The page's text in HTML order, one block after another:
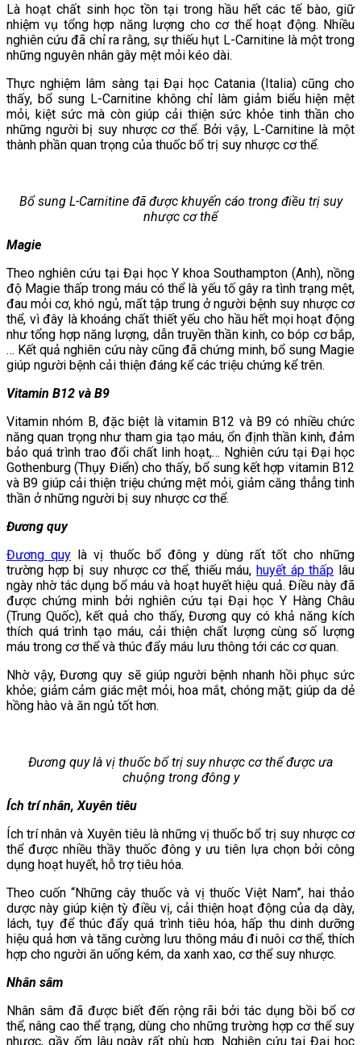
Là hoạt chất sinh học tồn tại trong hầu hết các tế bào, giữ
nhiệm vụ tổng hợp năng lượng cho cơ thể hoạt động. Nhiều
nghiên cứu đã chỉ ra rằng, sự thiếu hụt L-Carnitine là một trong
những nguyên nhân gây mệt mỏi kéo dài.
Thực nghiệm lâm sàng tại Đại học Catania (Italia) cũng cho
thấy, bổ sung L-Carnitine không chỉ làm giảm biểu hiện mệt
mỏi, kiệt sức mà còn giúp cải thiện sức khỏe tinh thần cho
những người bị suy nhược cơ thể. Bởi vậy, L-Carnitine là một
thành phần quan trọng của thuốc bổ trị suy nhược cơ thể.
Bổ sung L-Carnitine đã được khuyến cáo trong điều trị suy
nhược cơ thể
Magie
Theo nghiên cứu tại Đại học Y khoa Southampton (Anh), nồng
độ Magie thấp trong máu có thể là yếu tố gây ra tình trạng mệt,
đau mỏi cơ, khó ngủ, mất tập trung ở người bệnh suy nhược cơ
thể, vì đây là khoáng chất thiết yếu cho hầu hết mọi hoạt động
như tổng hợp năng lượng, dẫn truyền thần kinh, co bóp cơ bắp,
… Kết quả nghiên cứu này cũng đã chứng minh, bổ sung Magie
giúp người bệnh cải thiện đáng kể các triệu chứng kể trên.
Vitamin B12 và B9
Vitamin nhóm B, đặc biệt là vitamin B12 và B9 có nhiều chức
năng quan trọng như tham gia tạo máu, ổn định thần kinh, đảm
bảo quá trình trao đổi chất linh hoạt,… Nghiên cứu tại Đại học
Gothenburg (Thụy Điển) cho thấy, bổ sung kết hợp vitamin B12
và B9 giúp cải thiện triệu chứng mệt mỏi, giảm căng thẳng tinh
thần ở những người bị suy nhược cơ thể.
Đương quy
Đương quy là vị thuốc bổ đông y dùng rất tốt cho những
trường hợp bị suy nhược cơ thể, thiếu máu, huyết áp thấp lâu
ngày nhờ tác dụng bổ máu và hoạt huyết hiệu quả. Điều này đã
được chứng minh bởi nghiên cứu tại Đại học Y Hàng Châu
(Trung Quốc), kết quả cho thấy, Đương quy có khả năng kích
thích quá trình tạo máu, cải thiện chất lượng cùng số lượng
máu trong cơ thể và thúc đẩy máu lưu thông tới các cơ quan.
Nhờ vậy, Đương quy sẽ giúp người bệnh nhanh hồi phục sức
khỏe; giảm cảm giác mệt mỏi, hoa mắt, chóng mặt; giúp da dẻ
hồng hào và ăn ngủ tốt hơn.
Đương quy là vị thuốc bổ trị suy nhược cơ thể được ưa
chuộng trong đông y
Ích trí nhân, Xuyên tiêu
Ích trí nhân và Xuyên tiêu là những vị thuốc bổ trị suy nhược cơ
thể được nhiều thầy thuốc đông y ưu tiên lựa chọn bởi công
dụng hoạt huyết, hỗ trợ tiêu hóa.
Theo cuốn “Những cây thuốc và vị thuốc Việt Nam”, hai thảo
dược này giúp kiện tỳ điều vị, cải thiện hoạt động của dạ dày,
lách, tụy để thúc đẩy quá trình tiêu hóa, hấp thu dinh dưỡng
hiệu quả hơn và tăng cường lưu thông máu đi nuôi cơ thể, thích
hợp cho người ăn uống kém, da xanh xao, cơ thể suy nhược.
Nhân sâm
Nhân sâm đã được biết đến rộng rãi bởi tác dụng bồi bổ cơ
thể, nâng cao thể trạng, dùng cho những trường hợp cơ thể suy
nhược, gầy ốm lâu ngày rất phù hợp. Nghiên cứu tại Đại học